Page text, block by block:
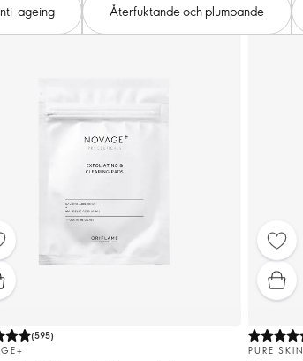
ageing Återfuktande och plumpande
(595)
PURE SKIN